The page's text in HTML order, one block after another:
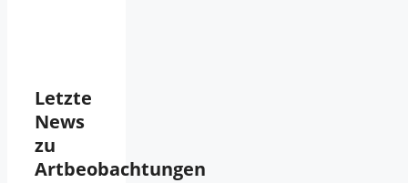
Letzte
News
zu
Artbeobachtungen